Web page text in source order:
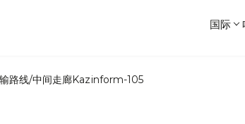
国际
路线/中间走廊Kazinform-105